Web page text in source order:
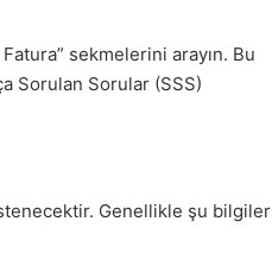
sekmelerini arayın. Bu
Sorulan Sorular (SSS)
Genellikle şu bilgiler